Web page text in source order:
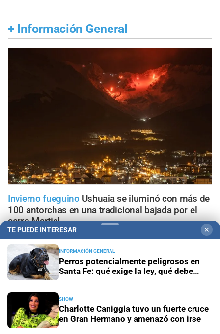
+ Información General
Invierno fueguino Ushuaia se iluminó con más de
100 antorchas en una tradicional bajada por el
cerro Martial
Tenencia responsablePerros potencialmente peligrosos
en Santa Fe: qué exige la ley, qué debe hacer el dueño y
cómo actuar ante un ataque
Condiciones meteorológicas
permanece cerrado por la nieve y crece la preocupación
de los camioneros por las pérdidas
TE PUEDE INTERESAR ✕
INFORMACIÓN GENERAL
Perros potencialmente peligrosos en
Santa Fe: qué exige la ley, qué debe
SHOW
Charlotte Caniggia tuvo un fuerte cruce
en Gran Hermano y amenazó con irse